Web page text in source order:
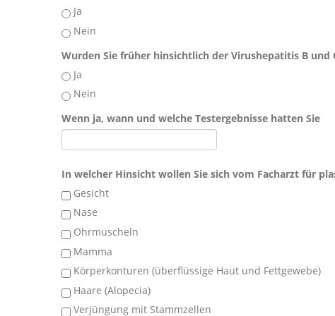
Ja
Nein
Wurden Sie früher hinsichtlich der Virushepatitis B und
Ja
Nein
Wenn ja, wann und welche Testergebnisse hatten Sie
In welcher Hinsicht wollen Sie sich vom Facharzt für
Gesicht
Nase
Ohrmuscheln
Mamma
Körperkonturen (überflüssige Haut und Fettgewebe)
Haare (Alopecia)
Verjüngung mit Stammzellen